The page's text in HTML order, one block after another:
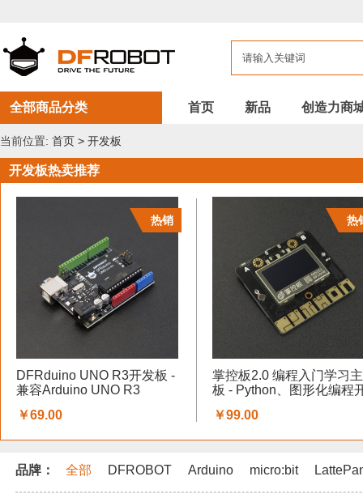
板
全部商品分类 首页 新品 创造力商
当前位置: 首页 > 开发板
开发板热卖推荐
热销
DFRduino UNO R3开发板 -
兼容Arduino UNO R3
￥69.00
热
掌控板2.0 编程入门学习
板 - Python、图形化编程
￥99.00
品牌： 全部 DFROBOT Arduino micro:bit